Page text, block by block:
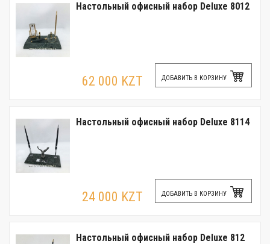
Настольный офисный набор Deluxe 8012
62 000 KZT ДОБАВИТЬ В КОРЗИНУ
Настольный офисный набор Deluxe 8114
24 000 KZT ДОБАВИТЬ В КОРЗИНУ
Настольный офисный набор Deluxe 812